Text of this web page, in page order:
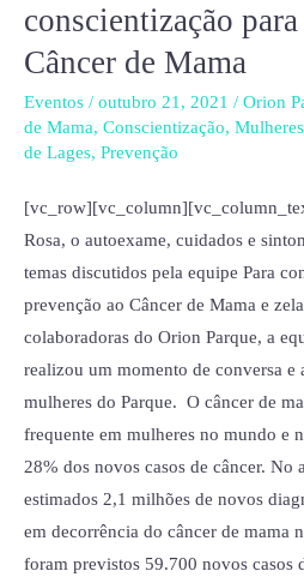
conscientização
Câncer de Mama
Eventos / outubro 21, 2021 / Orion
de Mama, Conscientização, Mulheres
de Lages, Prevenção
Rosa, o autoexame, cuidados e
temas discutidos pela equipe Para
prevenção ao Câncer de Mama e
colaboradoras do Orion Parque, a
realizou um momento de conversa e
mulheres do Parque. O câncer de
frequente em mulheres no mundo e
28% dos novos casos de câncer. No
estimados 2,1 milhões de novos
em decorrência do câncer de mama
foram previstos 59.700 novos casos
realiza
momento
de
conscientização
a
Prevenção
do
Mama